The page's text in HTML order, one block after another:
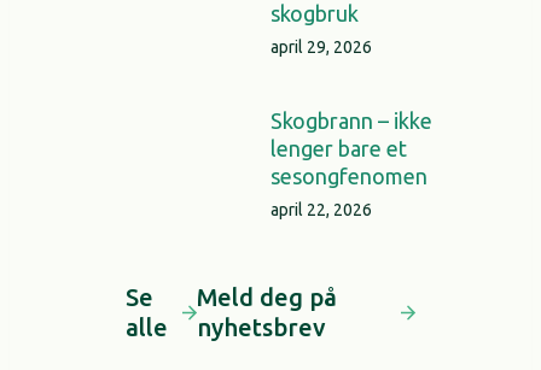
skogbruk
april 29, 2026
Skogbrann – ikke
lenger bare et
sesongfenomen
april 22, 2026
Se
alle
Meld deg på
nyhetsbrev